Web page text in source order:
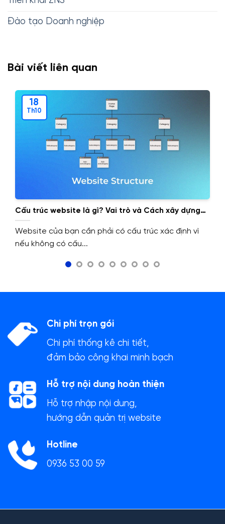
Đào tạo Doanh nghiệp
Bài viết liên quan
Cấu trúc website là gì? Vai trò và Cách xây dựng
cấu trúc website.
Website của bạn cần phải có cấu trúc xác định vì
nếu không có cấu...
18
Th10
Chi phí trọn gói
Chi phí thống kê chi tiết,
đảm bảo công khai minh bạch
Hỗ trợ nội dung hoàn thiện
Hỗ trợ nhập nội dung,
hướng dẫn quản trị website
Hotline
0936 53 00 59